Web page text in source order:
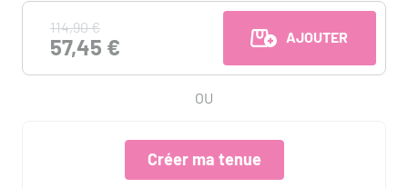
114,90 €
57,45 € AJOUTER AU
OU
Créer ma tenue